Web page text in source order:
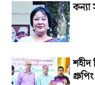
কন্যা
শহীদ